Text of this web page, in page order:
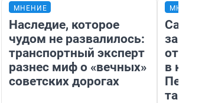
МНЕНИЕ
Наследие, которое
чудом не развалилось:
транспортный эксперт
разнес миф о «вечных»
советских дорогах
в
там